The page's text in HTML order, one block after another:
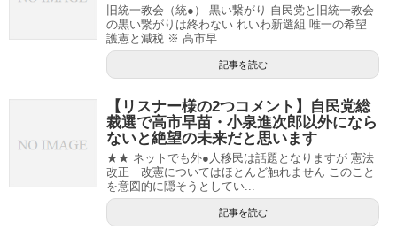
旧統一教会（統●） 黒い繋がり 自民党と旧統一教会
の黒い繋がりは終わない れいわ新選組 唯一の希望
護憲と減税 ※ 高市早...
記事を読む
【リスナー様の2つコメント】自民党総
裁選で高市早苗・小泉進次郎以外になら
ないと絶望の未来だと思います
★★ ネットでも外●人移民は話題となりますが 憲法
改正 改憲についてはほとんど触れません このこと
を意図的に隠そうとしてい...
記事を読む